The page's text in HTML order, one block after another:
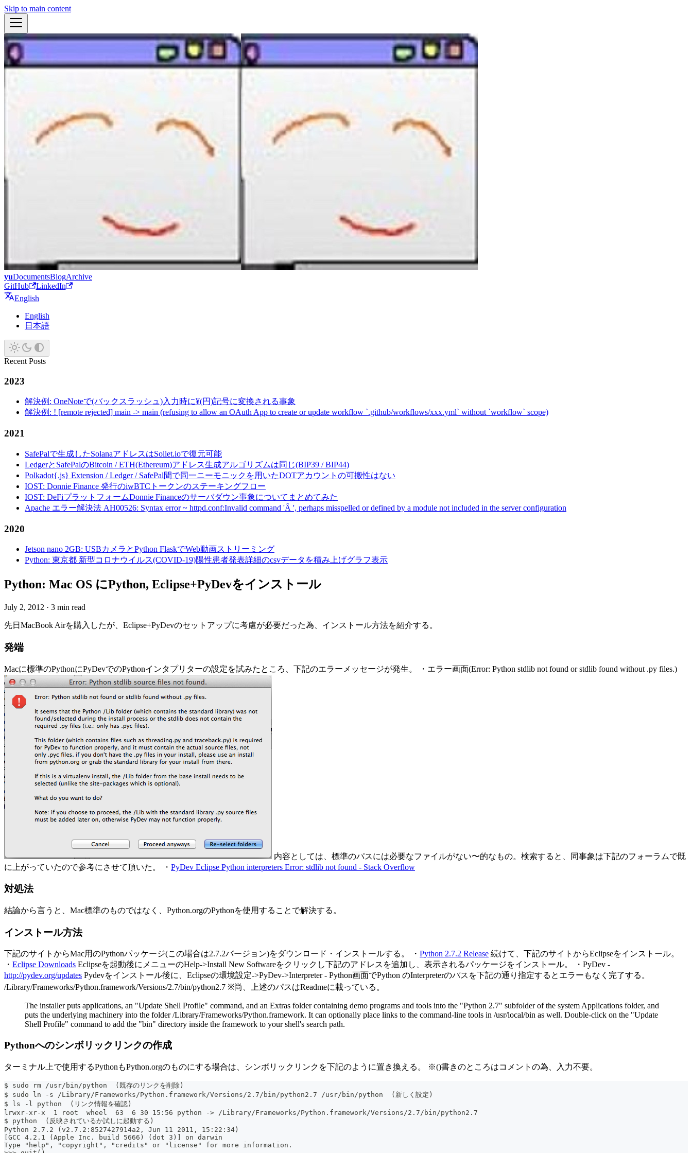
Skip to main content
yuDocumentsBlogArchive
GitHub
LinkedIn
English
English
日本語
Recent Posts
2023
解決例: OneNoteで(バックスラッシュ)入力時に¥(円)記号に変換される事象
解決例: ! [remote rejected] main -> main (refusing to allow an OAuth App to create or update workflow `.github/workflows/xxx.yml` without `workflow` scope)
2021
SafePalで生成したSolanaアドレスはSollet.ioで復元可能
LedgerとSafePalのBitcoin / ETH(Ethereum)アドレス生成アルゴリズムは同じ(BIP39 / BIP44)
Polkadot{.js} Extension / Ledger / SafePal間で同一ニーモニックを用いたDOTアカウントの可搬性はない
IOST: Donnie Finance 発行のiwBTCトークンのステーキングフロー
IOST: DeFiプラットフォームDonnie Financeのサーバダウン事象についてまとめてみた
Apache エラー解決法 AH00526: Syntax error ~ httpd.conf:Invalid command 'Â ', perhaps misspelled or defined by a module not included in the server configuration
2020
Jetson nano 2GB: USBカメラとPython FlaskでWeb動画ストリーミング
Python: 東京都 新型コロナウイルス(COVID-19)陽性患者発表詳細のcsvデータを積み上げグラフ表示
Python: Mac OS にPython, Eclipse+PyDevをインストール
July 2, 2012 · 3 min read
先日MacBook Airを購入したが、Eclipse+PyDevのセットアップに考慮が必要だった為、インストール方法を紹介する。
発端
Macに標準のPythonにPyDevでのPythonインタプリターの設定を試みたところ、下記のエラーメッセージが発生。 ・エラー画面(Error: Python stdlib not found or stdlib found without .py files.)
内容としては、標準のパスには必要なファイルがない〜的なもの。検索すると、同事象は下記のフォーラムで既
に上がっていたので参考にさせて頂いた。 ・ PyDev Eclipse Python interpreters Error: stdlib not found - Stack Overflow
対処法
結論から言うと、Mac標準のものではなく、Python.orgのPythonを使用することで解決する。
インストール方法
下記のサイトからMac用のPythonパッケージ(この場合は2.7.2バージョン)をダウンロード・インストールする。 ・ Python 2.7.2 Release 続けて、下記のサイトからEclipseをインストール。
・ Eclipse Downloads Eclipseを起動後にメニューのHelp->Install New Softwareをクリックし下記のアドレスを追加し、表示されるパッケージをインストール。 ・PyDev -
http://pydev.org/updates Pydevをインストール後に、Eclipseの環境設定->PyDev->Interpreter - Python画面でPython のInterpreterのパスを下記の通り指定するとエラーもなく完了する。
/Library/Frameworks/Python.framework/Versions/2.7/bin/python2.7 ※尚、上述のパスはReadmeに載っている。
The installer puts applications, an "Update Shell Profile" command, and an Extras folder containing demo programs and tools into the "Python 2.7" subfolder of the system Applications folder, and
puts the underlying machinery into the folder /Library/Frameworks/Python.framework. It can optionally place links to the command-line tools in /usr/local/bin as well. Double-click on the "Update
Shell Profile" command to add the "bin" directory inside the framework to your shell's search path.
Pythonへのシンボリックリンクの作成
ターミナル上で使用するPythonもPython.orgのものにする場合は、シンボリックリンクを下記のように置き換える。 ※()書きのところはコメントの為、入力不要。
$ sudo rm /usr/bin/python  (既存のリンクを削除)
$ sudo ln -s /Library/Frameworks/Python.framework/Versions/2.7/bin/python2.7 /usr/bin/python  (新しく設定)
$ ls -l python  (リンク情報を確認)
lrwxr-xr-x  1 root  wheel  63  6 30 15:56 python -> /Library/Frameworks/Python.framework/Versions/2.7/bin/python2.7
$ python  (反映されているか試しに起動する)
Python 2.7.2 (v2.7.2:8527427914a2, Jun 11 2011, 15:22:34)
[GCC 4.2.1 (Apple Inc. build 5666) (dot 3)] on darwin
Type "help", "copyright", "credits" or "license" for more information.